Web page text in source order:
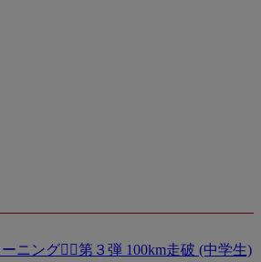
ニング🚴‍♀️第３弾 100km走破 (中学生)